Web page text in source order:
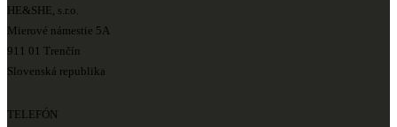
HE&SHE, s.r.o.
Mierové námestie 5A
911 01 Trenčín
Slovenská republika
TELEFÓN